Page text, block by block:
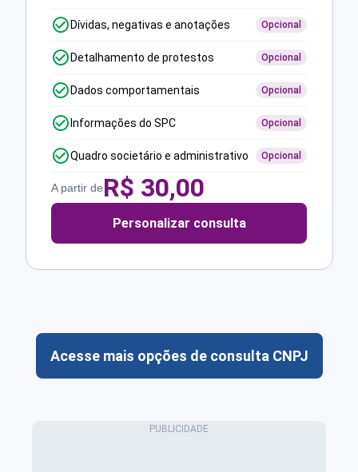
Dívidas, negativas e anotações Opcional
Detalhamento de protestos Opcional
Dados comportamentais Opcional
Informações do SPC Opcional
Quadro societário e administrativo Opcional
A partir deR$ 30,00
Personalizar consulta
Acesse mais opções de consulta CNPJ